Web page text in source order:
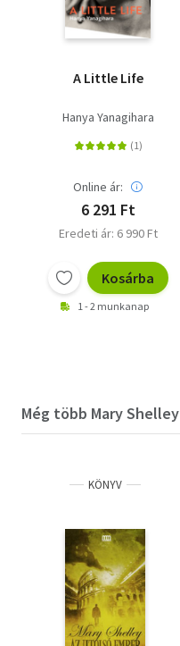
A Little Life
Hanya Yanagihara
Online ár:
6 291 Ft
Eredeti ár: 6 990 Ft
Kosárba
1 - 2 munkanap
Még több Mary Shelley
KÖNYV